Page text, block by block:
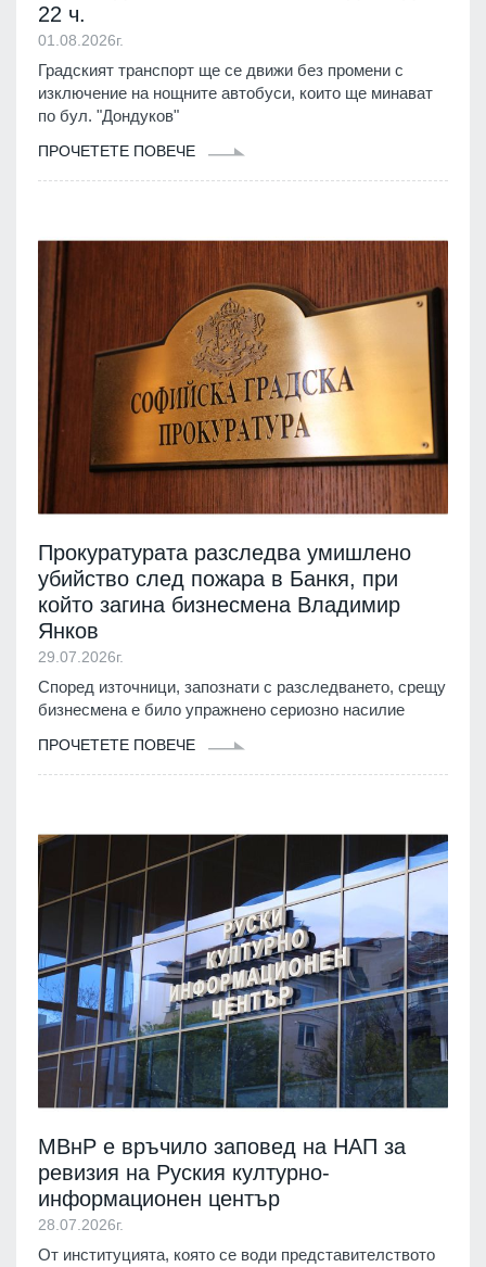
22 ч.
01.08.2026г.
Градският транспорт ще се движи без промени с
изключение на нощните автобуси, които ще минават
по бул. "Дондуков"
ПРОЧЕТЕТЕ ПОВЕЧЕ
Прокуратурата разследва умишлено
убийство след пожара в Банкя, при
който загина бизнесмена Владимир
Янков
29.07.2026г.
Според източници, запознати с разследването, срещу
бизнесмена е било упражнено сериозно насилие
ПРОЧЕТЕТЕ ПОВЕЧЕ
МВнР е връчило заповед на НАП за
ревизия на Руския културно-
информационен център
28.07.2026г.
От институцията, която се води представителството